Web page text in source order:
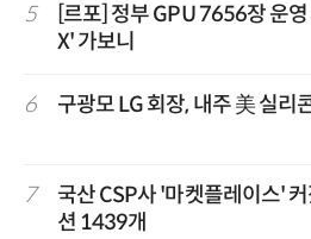
5
[르포] 정부 GPU 7656장 운
X' 가보니
6 구광모 LG 회장, 내주 美 실리
7
국산 CSP사 '마켓플레이스'
션 1439개